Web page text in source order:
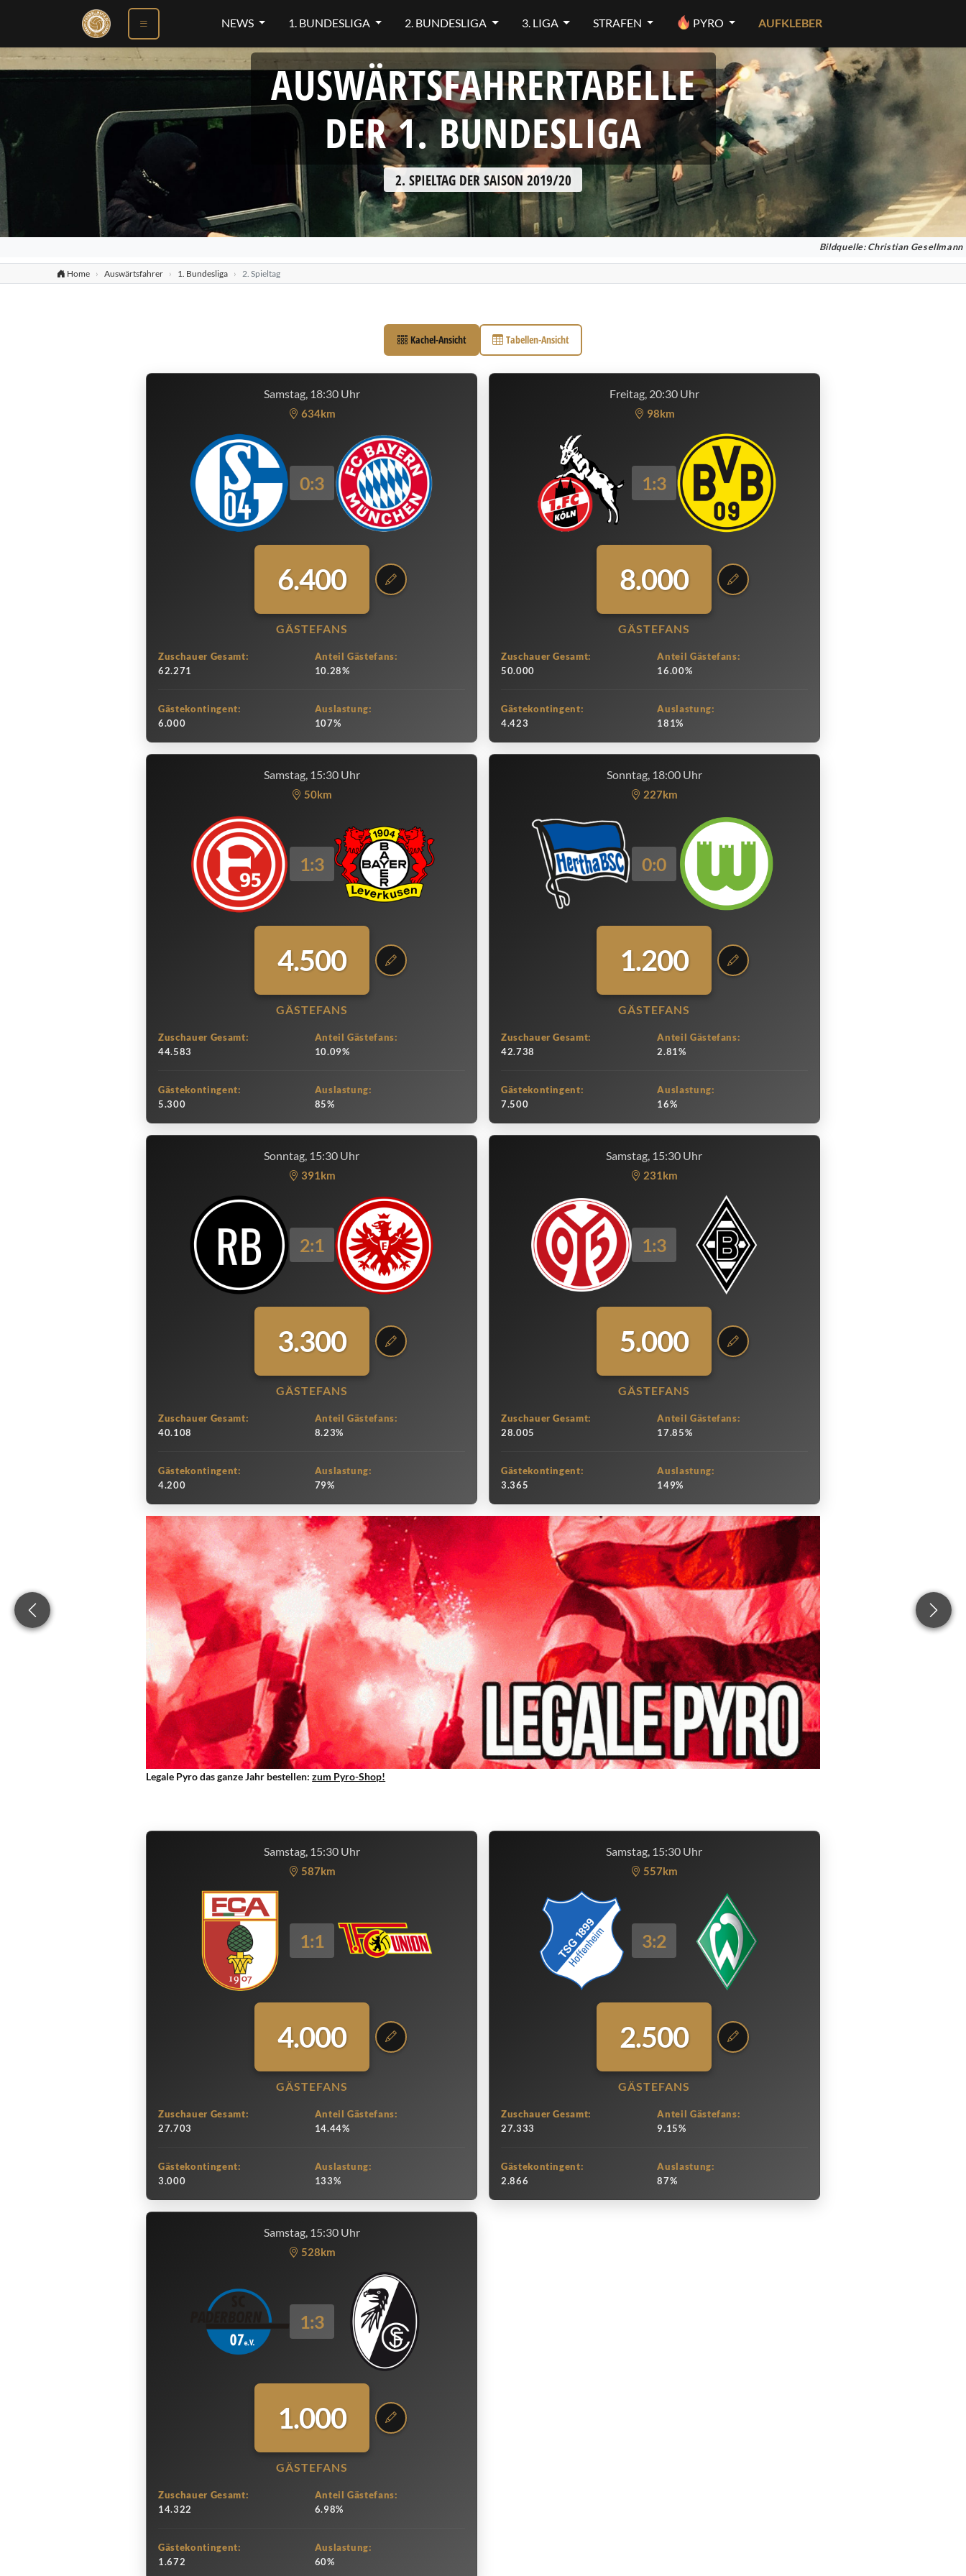
NEWS 1. BUNDESLIGA 2. BUNDESLIGA 3. LIGA STRAFEN PYRO AUFKLEBER
AUSWÄRTSFAHRERTABELLE
DER 1. BUNDESLIGA
2. SPIELTAG DER SAISON 2019/20
Bildquelle: Christian Gesellmann
Home Auswärtsfahrer 1. Bundesliga 2. Spieltag
Kachel-Ansicht Tabellen-Ansicht
Samstag, 18:30 Uhr
634km
0:3
6.400
GÄSTEFANS
Zuschauer Gesamt:
62.271
Anteil Gästefans:
10.28%
Gästekontingent:
6.000
Auslastung:
107%
Freitag, 20:30 Uhr
98km
1:3
8.000
GÄSTEFANS
Zuschauer Gesamt:
50.000
Anteil Gästefans:
16.00%
Gästekontingent:
4.423
Auslastung:
181%
Samstag, 15:30 Uhr
50km
1:3
4.500
GÄSTEFANS
Zuschauer Gesamt:
44.583
Anteil Gästefans:
10.09%
Gästekontingent:
5.300
Auslastung:
85%
Sonntag, 18:00 Uhr
227km
0:0
1.200
GÄSTEFANS
Zuschauer Gesamt:
42.738
Anteil Gästefans:
2.81%
Gästekontingent:
7.500
Auslastung:
16%
Sonntag, 15:30 Uhr
391km
2:1
3.300
GÄSTEFANS
Zuschauer Gesamt:
40.108
Anteil Gästefans:
8.23%
Gästekontingent:
4.200
Auslastung:
79%
Samstag, 15:30 Uhr
231km
1:3
5.000
GÄSTEFANS
Zuschauer Gesamt:
28.005
Anteil Gästefans:
17.85%
Gästekontingent:
3.365
Auslastung:
149%
Legale Pyro das ganze Jahr bestellen:zum Pyro-Shop!
Samstag, 15:30 Uhr
587km
1:1
4.000
GÄSTEFANS
Zuschauer Gesamt:
27.703
Anteil Gästefans:
14.44%
Gästekontingent:
3.000
Auslastung:
133%
Samstag, 15:30 Uhr
557km
3:2
2.500
GÄSTEFANS
Zuschauer Gesamt:
27.333
Anteil Gästefans:
9.15%
Gästekontingent:
2.866
Auslastung:
87%
Samstag, 15:30 Uhr
528km
1:3
1.000
GÄSTEFANS
Zuschauer Gesamt:
14.322
Anteil Gästefans:
6.98%
Gästekontingent:
1.672
Auslastung:
60%